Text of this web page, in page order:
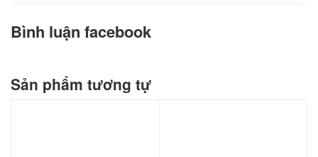
Bình luận facebook
Sản phẩm tương tự